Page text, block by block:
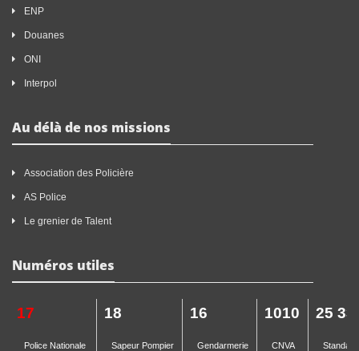
ENP
Douanes
ONI
Interpol
Au délà de nos missions
Association des Policière
AS Police
Le grenier de Talent
Numéros utiles
17
Police Nationale
18
Sapeur Pompier
16
Gendarmerie
1010
CNVA
25 33